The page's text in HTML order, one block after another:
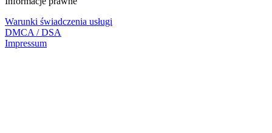
Warunki świadczenia usługi
DMCA / DSA
Impressum